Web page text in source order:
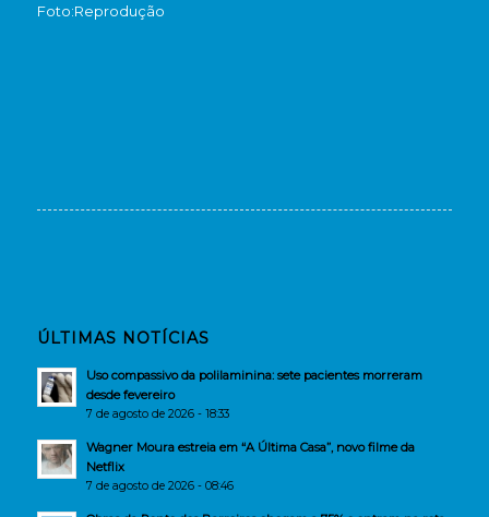
Foto:Reprodução
ÚLTIMAS NOTÍCIAS
Uso compassivo da polilaminina: sete pacientes morreram
desde fevereiro
7 de agosto de 2026 - 18:33
Wagner Moura estreia em “A Última Casa”, novo filme da
Netflix
7 de agosto de 2026 - 08:46